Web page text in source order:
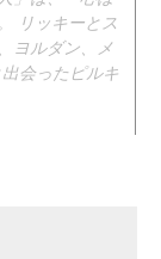
リッキーとス
ヨルダン、メ
会ったピルキ